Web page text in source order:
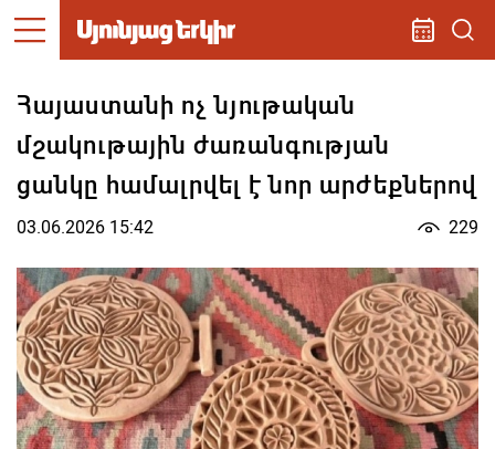
Հայաստանի ոչ նյութական
մշակութային ժառանգության
ցանկը համալրվել է նոր արժեքներով
03.06.2026 15:42 229